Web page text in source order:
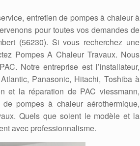
entretien de pompes à chaleur à
pour toutes vos demandes de
(56230). Si vous recherchez une
Pompes A Chaleur Travaux. Nous
Notre entreprise est l’installateur,
Panasonic, Hitachi, Toshiba à
et la réparation de PAC viessmann,
pompes à chaleur aérothermique,
Quels que soient le modèle et la
avec professionnalisme.